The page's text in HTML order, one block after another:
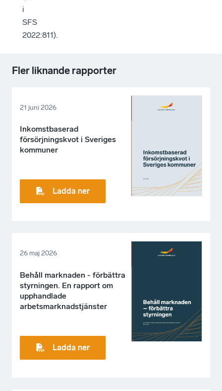
i
SFS
2022:811).
Fler liknande rapporter
21 juni 2026
Inkomstbaserad
försörjningskvot i Sveriges
kommuner
Ladda ner
26 maj 2026
Behåll marknaden - förbättra
styrningen. En rapport om
upphandlade
arbetsmarknadstjänster
Ladda ner